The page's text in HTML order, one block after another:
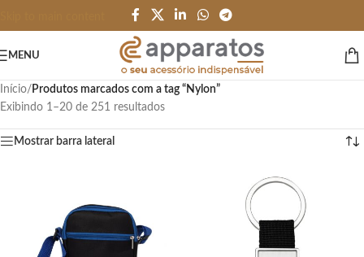
MENU
Início/ Produtos marcados com a tag “Nylon”
Exibindo 1–20 de 251 resultados
Mostrar barra lateral